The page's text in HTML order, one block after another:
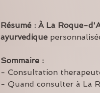
Résumé : À La Roque-
ayurvedique
Sommaire :
- Consultation
- Quand consulter à La